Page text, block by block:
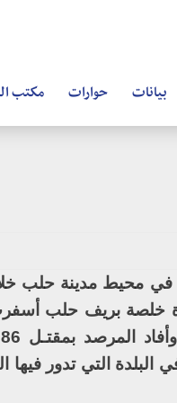
بيانات حوارات مكتب
في محيط مدينة حلب
خلصة بريف حلب
التي تدور فيها